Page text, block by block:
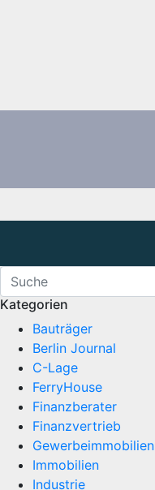
Kategorien
Bauträger
Berlin Journal
C-Lage
FerryHouse
Finanzberater
Finanzvertrieb
Gewerbeimmobilien
Immobilien
Industrie